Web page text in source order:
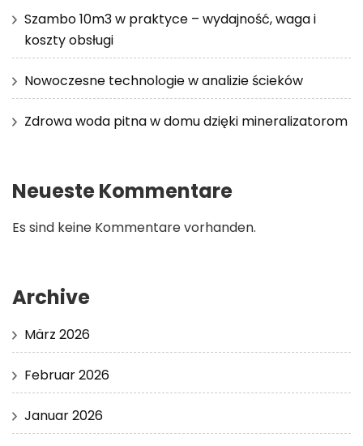
Szambo 10m3 w praktyce – wydajność, waga i
koszty obsługi
Nowoczesne technologie w analizie ścieków
Zdrowa woda pitna w domu dzięki mineralizatorom
Neueste Kommentare
Es sind keine Kommentare vorhanden.
Archive
März 2026
Februar 2026
Januar 2026